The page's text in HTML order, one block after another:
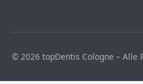
© 2026 topDentis Cologne – Alle